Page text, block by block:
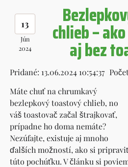
13
Jún
2024
chlieb –
aj bez
Pridané: 13.06.2024 10:54:37
Máte chuť na chrumkavý
bezlepkový toastový chlieb, no
váš toastovač začal štrajkovať,
prípadne ho doma nemáte?
Nezúfajte, existuje aj mnoho
ďalších možností, ako si
túto pochúťku. V článku si